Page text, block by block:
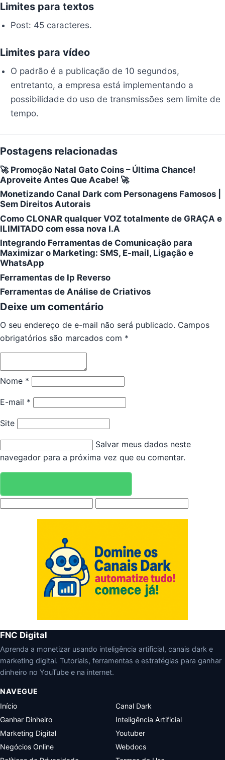
Limites para textos
Post: 45 caracteres.
Limites para vídeo
O padrão é a publicação de 10 segundos,
entretanto, a empresa está implementando a
possibilidade do uso de transmissões sem limite de
tempo.
Postagens relacionadas
🚀 Promoção Natal Gato Coins – Última Chance!
Aproveite Antes Que Acabe! 🚀
Monetizando Canal Dark com Personagens Famosos |
Sem Direitos Autorais
Como CLONAR qualquer VOZ totalmente de GRAÇA e
ILIMITADO com essa nova I.A
Integrando Ferramentas de Comunicação para
Maximizar o Marketing: SMS, E-mail, Ligação e
WhatsApp
Ferramentas de Ip Reverso
Ferramentas de Análise de Criativos
Deixe um comentário
O seu endereço de e-mail não será publicado. Campos
obrigatórios são marcados com *
Nome *
E-mail *
Site
Salvar meus dados neste
navegador para a próxima vez que eu comentar.
FNC Digital
Aprenda a monetizar usando inteligência artificial, canais dark e
marketing digital. Tutoriais, ferramentas e estratégias para ganhar
dinheiro no YouTube e na internet.
NAVEGUE
Início
Canal Dark
Ganhar Dinheiro
Inteligência Artificial
Marketing Digital
Youtuber
Negócios Online
Webdocs